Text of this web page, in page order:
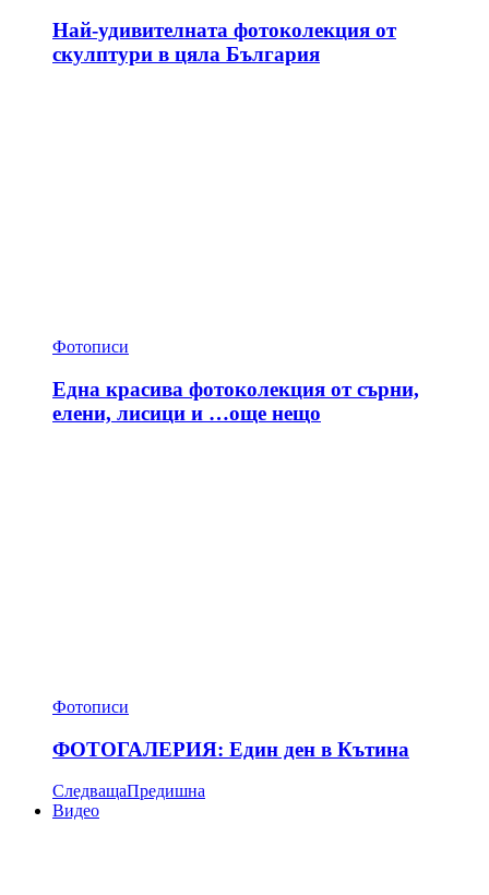
Най-удивителната фотоколекция от
скулптури в цяла България
Фотописи
Една красива фотоколекция от сърни,
елени, лисици и …още нещо
Фотописи
ФОТОГАЛЕРИЯ: Един ден в Кътина
СледващаПредишна
Видео